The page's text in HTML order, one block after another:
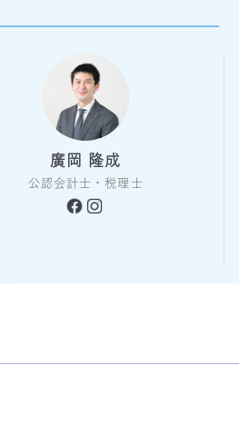
廣岡 隆成
公認会計士・税理士